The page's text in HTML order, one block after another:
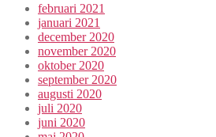
februari 2021
januari 2021
december 2020
november 2020
oktober 2020
september 2020
augusti 2020
juli 2020
juni 2020